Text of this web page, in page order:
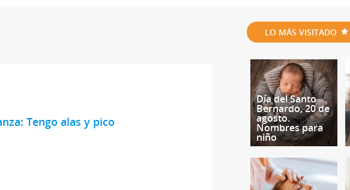
Tengo alas y pico
LO MÁS VISITADO
Día del Santo
Bernardo, 20 de
agosto.
Nombres para
niño